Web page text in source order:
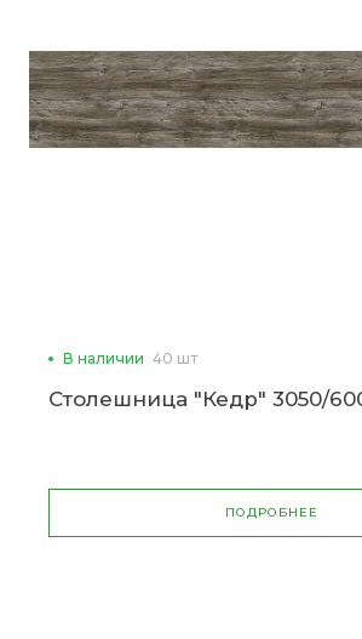
В наличии 40 шт
Столешница "Кедр" 3050/
ПОДРОБНЕЕ